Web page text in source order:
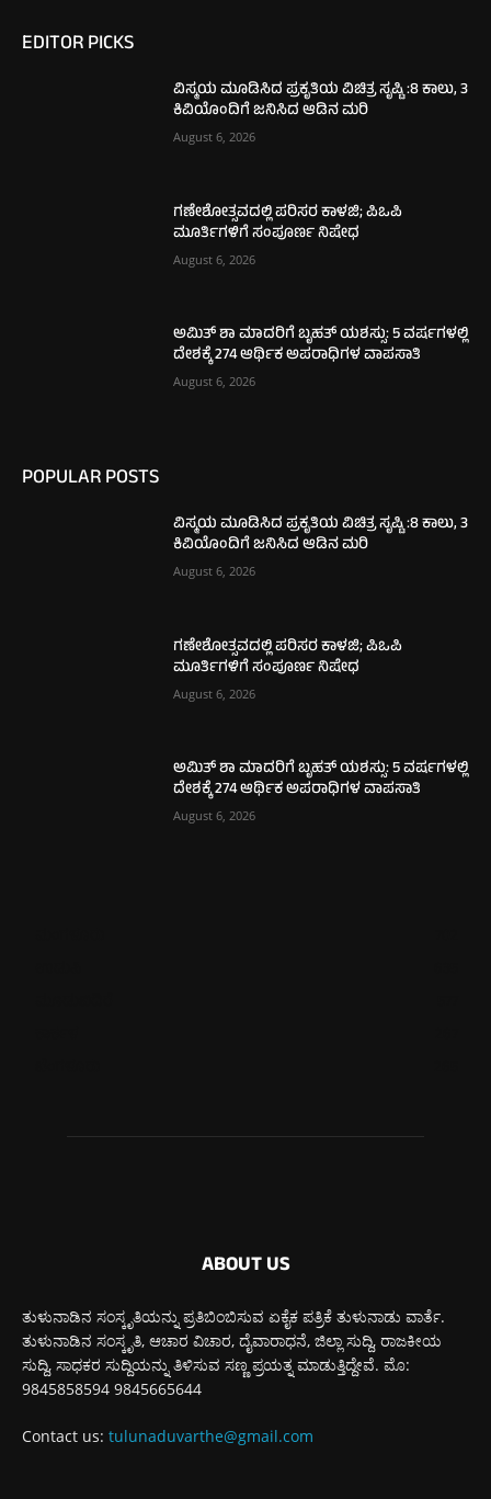
EDITOR PICKS
ವಿಸ್ಮಯ ಮೂಡಿಸಿದ ಪ್ರಕೃತಿಯ ವಿಚಿತ್ರ ಸೃಷ್ಟಿ :8 ಕಾಲು, 3
ಕಿವಿಯೊಂದಿಗೆ ಜನಿಸಿದ ಆಡಿನ ಮರಿ
August 6, 2026
ಗಣೇಶೋತ್ಸವದಲ್ಲಿ ಪರಿಸರ ಕಾಳಜಿ; ಪಿಒಪಿ
ಮೂರ್ತಿಗಳಿಗೆ ಸಂಪೂರ್ಣ ನಿಷೇಧ
August 6, 2026
ಅಮಿತ್ ಶಾ ಮಾದರಿಗೆ ಬೃಹತ್ ಯಶಸ್ಸು: 5 ವರ್ಷಗಳಲ್ಲಿ
ದೇಶಕ್ಕೆ 274 ಆರ್ಥಿಕ ಅಪರಾಧಿಗಳ ವಾಪಸಾತಿ
August 6, 2026
POPULAR POSTS
ವಿಸ್ಮಯ ಮೂಡಿಸಿದ ಪ್ರಕೃತಿಯ ವಿಚಿತ್ರ ಸೃಷ್ಟಿ :8 ಕಾಲು, 3
ಕಿವಿಯೊಂದಿಗೆ ಜನಿಸಿದ ಆಡಿನ ಮರಿ
August 6, 2026
ಗಣೇಶೋತ್ಸವದಲ್ಲಿ ಪರಿಸರ ಕಾಳಜಿ; ಪಿಒಪಿ
ಮೂರ್ತಿಗಳಿಗೆ ಸಂಪೂರ್ಣ ನಿಷೇಧ
August 6, 2026
ಅಮಿತ್ ಶಾ ಮಾದರಿಗೆ ಬೃಹತ್ ಯಶಸ್ಸು: 5 ವರ್ಷಗಳಲ್ಲಿ
ದೇಶಕ್ಕೆ 274 ಆರ್ಥಿಕ ಅಪರಾಧಿಗಳ ವಾಪಸಾತಿ
August 6, 2026
ABOUT US
ತುಳುನಾಡಿನ ಸಂಸ್ಕೃತಿಯನ್ನು ಪ್ರತಿಬಿಂಬಿಸುವ ಏಕೈಕ ಪತ್ರಿಕೆ ತುಳುನಾಡು ವಾರ್ತೆ.
ತುಳುನಾಡಿನ ಸಂಸ್ಕೃತಿ, ಆಚಾರ ವಿಚಾರ, ದೈವಾರಾಧನೆ, ಜಿಲ್ಲಾ ಸುದ್ದಿ, ರಾಜಕೀಯ
ಸುದ್ದಿ, ಸಾಧಕರ ಸುದ್ದಿಯನ್ನು ತಿಳಿಸುವ ಸಣ್ಣ ಪ್ರಯತ್ನ ಮಾಡುತ್ತಿದ್ದೇವೆ. ಮೊ:
9845858594 9845665644
Contact us: tulunaduvarthe@gmail.com